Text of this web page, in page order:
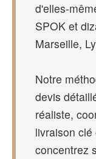
d'elles-
SPOK et
Marseille,
Notre
devis
réaliste,
livraison
concentrez